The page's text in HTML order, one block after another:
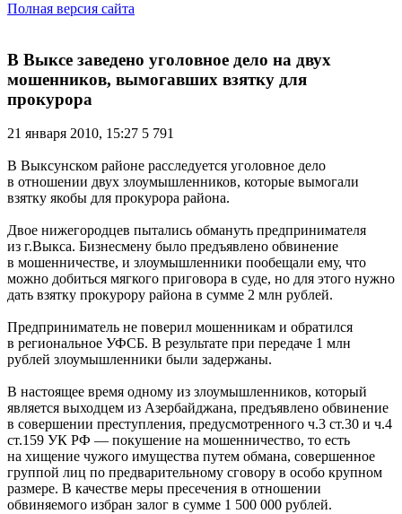
Полная версия сайта
В Выксе заведено уголовное дело на двух
мошенников, вымогавших взятку для
прокурора
21 января 2010, 15:27 5 791
В Выксунском районе расследуется уголовное дело
в отношении двух злоумышленников, которые вымогали
взятку якобы для прокурора района.
Двое нижегородцев пытались обмануть предпринимателя
из г.Выкса. Бизнесмену было предъявлено обвинение
в мошенничестве, и злоумышленники пообещали ему, что
можно добиться мягкого приговора в суде, но для этого нужно
дать взятку прокурору района в сумме 2 млн рублей.
Предприниматель не поверил мошенникам и обратился
в региональное УФСБ. В результате при передаче 1 млн
рублей злоумышленники были задержаны.
В настоящее время одному из злоумышленников, который
является выходцем из Азербайджана, предъявлено обвинение
в совершении преступления, предусмотренного ч.3 ст.30 и ч.4
ст.159 УК РФ — покушение на мошенничество, то есть
на хищение чужого имущества путем обмана, совершенное
группой лиц по предварительному сговору в особо крупном
размере. В качестве меры пресечения в отношении
обвиняемого избран залог в сумме 1 500 000 рублей.